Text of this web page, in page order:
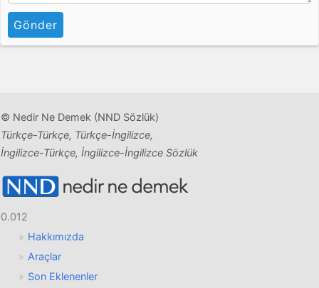
Gönder
© Nedir Ne Demek (NND Sözlük)
Türkçe-Türkçe, Türkçe-İngilizce,
İngilizce-Türkçe, İngilizce-İngilizce Sözlük
0.012
Hakkımızda
Araçlar
Son Eklenenler